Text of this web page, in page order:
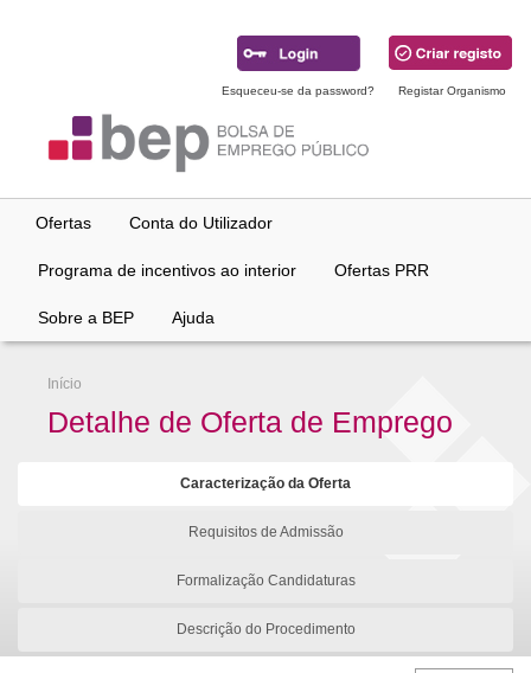
Esqueceu-se da password? Registar Organismo
Ofertas Conta do Utilizador
Programa de incentivos ao interior Ofertas PRR
Sobre a BEP Ajuda
Início
Detalhe de Oferta de Emprego
Caracterização da Oferta
Requisitos de Admissão
Formalização Candidaturas
Descrição do Procedimento